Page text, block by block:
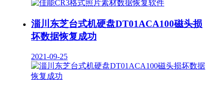
淄川东芝台式机硬盘DT01ACA100磁头损
坏数据恢复成功
2021-09-25